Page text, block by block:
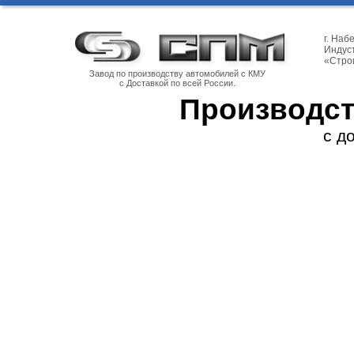
Завод по производству автомобилей с КМУ
с Доставкой по всей России.
г.
с